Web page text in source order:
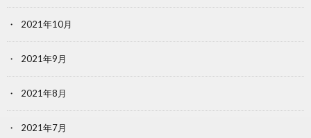
2021年10月
2021年9月
2021年8月
2021年7月